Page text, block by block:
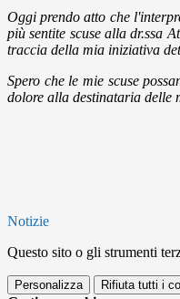
Oggi prendo atto che
più sentite scuse alla dr.ssa
traccia della mia iniziativa
Spero che le mie scuse
dolore alla destinataria delle
Notizie
Questo sito o gli strumenti
Personalizza Rifiuta tutti i